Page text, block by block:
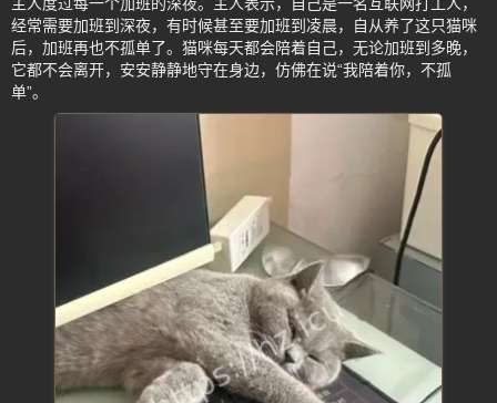
经常需要加班到深夜，有时候甚至要加班到凌晨，自从养了这只猫咪
后，加班再也不孤单了。猫咪每天都会陪着自己，无论加班到多晚，
它都不会离开，安安静静地守在身边，仿佛在说“我陪着你，不孤
单”。